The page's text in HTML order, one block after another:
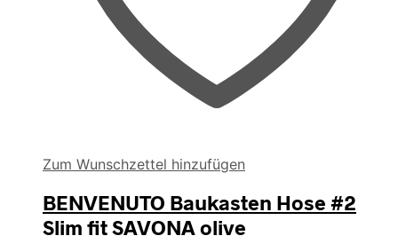
Zum Wunschzettel hinzufügen
BENVENUTO Baukasten Hose #2
Slim fit SAVONA olive